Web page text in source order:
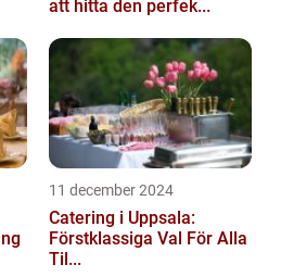
att hitta den perfek...
11 december 2024
Catering i Uppsala:
Förstklassiga Val För Alla
Til...